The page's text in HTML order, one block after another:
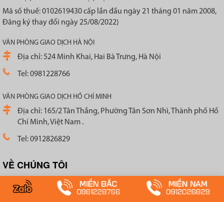
Mã số thuế: 0102619430 cấp lần đầu ngày 21 tháng 01 năm 2008,
Đăng ký thay đổi ngày 25/08/2022)
VĂN PHÒNG GIAO DỊCH HÀ NỘI
Địa chỉ: 524 Minh Khai, Hai Bà Trưng, Hà Nội
Tel: 0981228766
VĂN PHÒNG GIAO DỊCH HỒ CHÍ MINH
Địa chỉ: 165/2 Tân Thắng, Phường Tân Sơn Nhì, Thành phố Hồ
Chí Minh, Việt Nam .
Tel: 0912826829
VỀ CHÚNG TÔI